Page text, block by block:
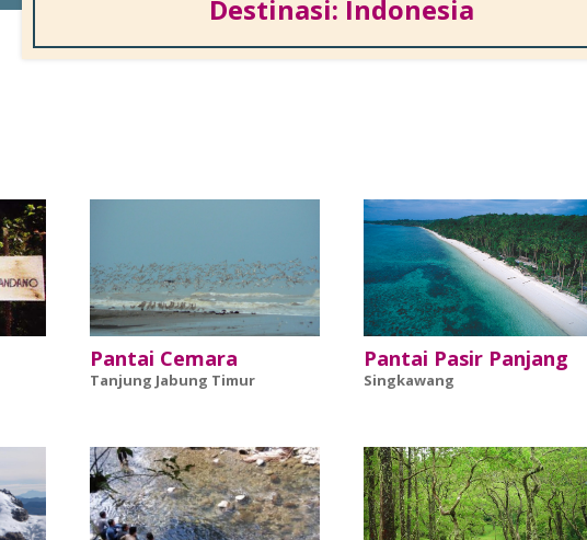
Destinasi: Indonesia
Pantai Cemara
Tanjung Jabung Timur
Pantai Pasir Panjang
Singkawang